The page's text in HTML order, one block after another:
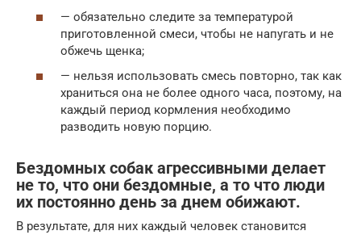
— обязательно следите за температурой
приготовленной смеси, чтобы не напугать и не
обжечь щенка;
— нельзя использовать смесь повторно, так как
храниться она не более одного часа, поэтому, на
каждый период кормления необходимо
разводить новую порцию.
Бездомных собак агрессивными делает
не то, что они бездомные, а то что люди
их постоянно день за днем обижают.
В результате, для них каждый человек становится